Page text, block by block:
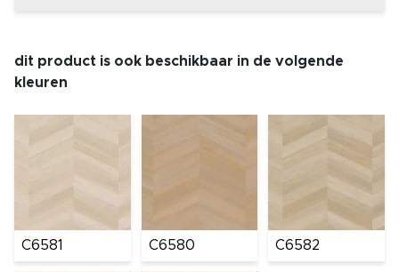
dit product is ook beschikbaar in de volgende
kleuren
C6581 C6580 C6582